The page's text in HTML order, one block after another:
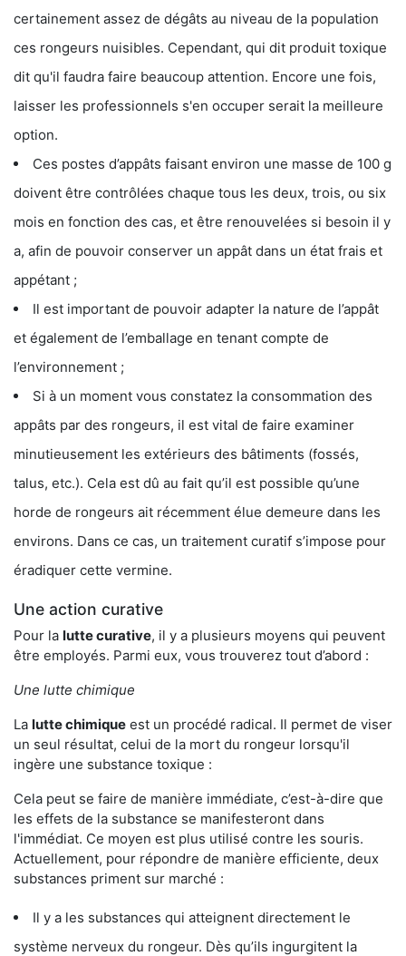
certainement assez de dégâts au niveau de la population
ces rongeurs nuisibles. Cependant, qui dit produit toxique
dit qu'il faudra faire beaucoup attention. Encore une fois,
laisser les professionnels s'en occuper serait la meilleure
option.
Ces postes d’appâts faisant environ une masse de 100 g
doivent être contrôlées chaque tous les deux, trois, ou six
mois en fonction des cas, et être renouvelées si besoin il y
a, afin de pouvoir conserver un appât dans un état frais et
appétant ;
Il est important de pouvoir adapter la nature de l’appât
et également de l’emballage en tenant compte de
l’environnement ;
Si à un moment vous constatez la consommation des
appâts par des rongeurs, il est vital de faire examiner
minutieusement les extérieurs des bâtiments (fossés,
talus, etc.). Cela est dû au fait qu’il est possible qu’une
horde de rongeurs ait récemment élue demeure dans les
environs. Dans ce cas, un traitement curatif s’impose pour
éradiquer cette vermine.
Une action curative
Pour la lutte curative, il y a plusieurs moyens qui peuvent
être employés. Parmi eux, vous trouverez tout d’abord :
Une lutte chimique
La lutte chimique est un procédé radical. Il permet de viser
un seul résultat, celui de la mort du rongeur lorsqu'il
ingère une substance toxique :
Cela peut se faire de manière immédiate, c’est-à-dire que
les effets de la substance se manifesteront dans
l'immédiat. Ce moyen est plus utilisé contre les souris.
Actuellement, pour répondre de manière efficiente, deux
substances priment sur marché :
Il y a les substances qui atteignent directement le
système nerveux du rongeur. Dès qu’ils ingurgitent la